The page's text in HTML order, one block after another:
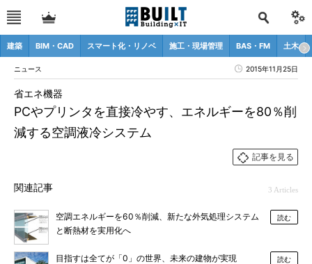
建築 BIM・CAD スマート化・リノベ 施工・現場管理 BAS・FM 土木
ニュース 2015年11月25日
PCやプリンタを直接冷やす、エネルギーを80％削
減する空調液冷システム
省エネ機器
記事を見る
関連記事 3 Articles
空調エネルギーを60％削減、新たな外気処理システム
と断熱材を実用化へ
読む
目指すは全てが「0」の世界、未来の建物が実現 読む